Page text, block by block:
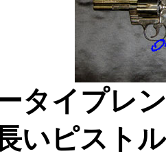
タイプレ
いピスト